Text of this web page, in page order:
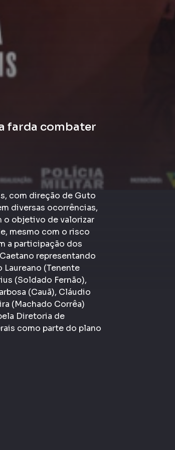
farda combater
com direção de Guto
diversas ocorrências,
o objetivo de valorizar
mesmo com o risco
a participação dos
representando
(Tenente
(Soldado Fernão),
(Cauã), Cláudio
(Machado Corrêa)
Diretoria de
como parte do plano